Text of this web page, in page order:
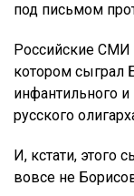
под письмом
Российские СМИ
котором сыграл
инфантильного
русского
И, кстати, этого
вовсе не